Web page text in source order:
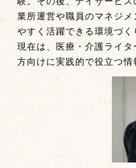
業所運営や職員のマネジ
やすく活躍できる環境づく
現在は、医療・介護ライ
方向けに実践的で役立つ情